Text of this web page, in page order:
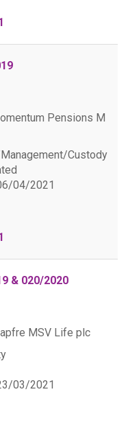
Pensions M
Custody
04/2021
& 020/2020
MSV Life plc
03/2021